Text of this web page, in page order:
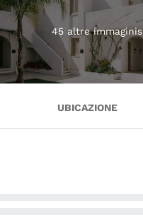
45 altre immaginis
UBICAZIONE